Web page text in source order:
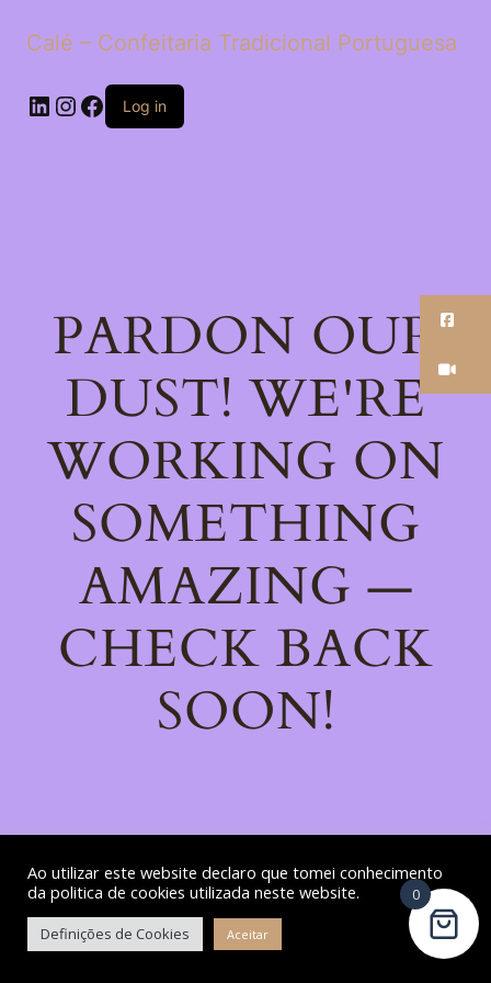
Calé – Confeitaria Tradicional Portuguesa
LinkedIn
Instagram
Facebook
Log in
PARDON OUR
DUST! WE'RE
WORKING ON
SOMETHING
AMAZING —
CHECK BACK
SOON!
Ao utilizar este website declaro que tomei conhecimento
da politica de cookies utilizada neste website.
Definições de Cookies Aceitar
0